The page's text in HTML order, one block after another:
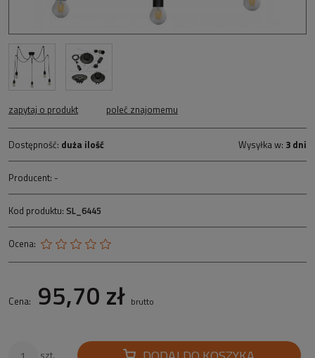
zapytaj o produkt poleć znajomemu
Dostępność: duża ilość Wysyłka w: 3 dni
Producent: -
Kod produktu: SL_6445
Ocena:
Cena: 95,70 zł brutto